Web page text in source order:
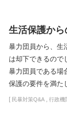
生活保護か
暴力団員から、生
は却下できるので
暴力団員である場
保護の要件を満た
[ 民暴対策Q&A, 行政機